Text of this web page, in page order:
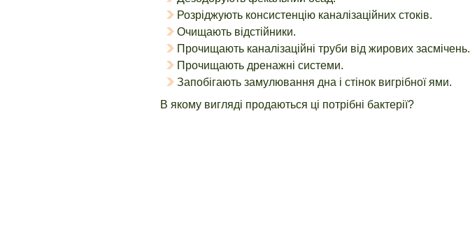
Розріджують консистенцію каналізаційних стоків.
Очищають відстійники.
Прочищають каналізаційні труби від жирових засмічень.
Прочищають дренажні системи.
Запобігають замулювання дна і стінок вигрібної ями.
В якому вигляді продаються ці потрібні бактерії?